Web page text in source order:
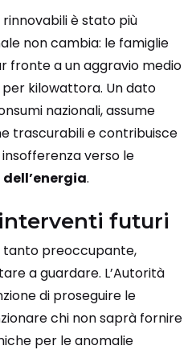
è stato più
non cambia: le famiglie
fronte a un aggravio medio
kilowattora. Un dato
nazionali, assume
trascurabili e contribuisce
verso le
.
futuri
tanto preoccupante,
a guardare. L’Autorità
di proseguire le
chi non saprà fornire
per le anomalie